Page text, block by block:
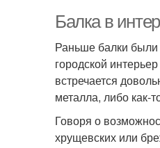
Балка в
Раньше балки
городской
встречается
металла, либо как-
Говоря о
хрущевских или